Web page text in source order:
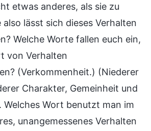
etwas anderes, als sie zu
also lässt sich dieses Verhalten
Welche Worte fallen euch ein,
von Verhalten
(Verkommenheit.) (Niederer
Charakter, Gemeinheit und
Welches Wort benutzt man im
unangemessenes Verhalten